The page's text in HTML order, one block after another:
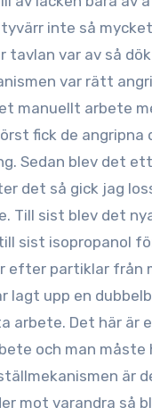
inte så
tavlan var av så
var rätt
manuellt arbete
fick de angripna
Sedan blev det
det så gick jag
Till sist blev det
sist isopropanol
efter partiklar från
lagt upp en
arbete. Det här är
och man måste
är
mot varandra så